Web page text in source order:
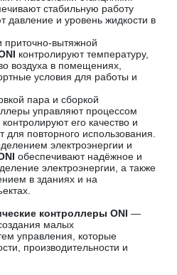
стабильную работу
давление и уровень жидкости в
приточно-вытяжной
контролируют температуру,
воздуха в помещениях,
условия для работы и
пара и сборкой
управляют процессом
его качество и
для повторного использования.
электроэнергии и
обеспечивают надёжное и
электроэнергии, а также
в зданиях и на
контроллеры ONI —
малых
управления, которые
производительности и